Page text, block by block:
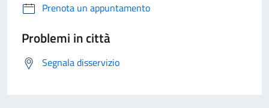
Prenota un appuntamento
Problemi in città
Segnala disservizio